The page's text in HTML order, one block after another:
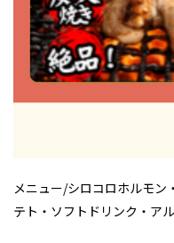
メニュー/シロコロホルモン
テト・ソフトドリンク・ア